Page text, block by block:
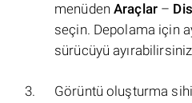
menüdenAraçlar –
seçin. Depolama için
sürücüyü
Görüntü oluşturma